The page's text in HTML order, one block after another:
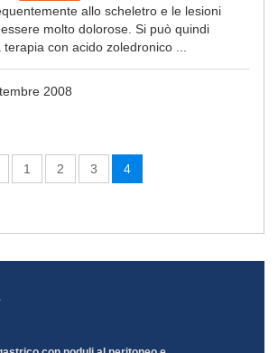
allo scheletro e le lesioni
molto dolorose. Si può quindi
con acido zoledronico ...
2008
1 2 3 4